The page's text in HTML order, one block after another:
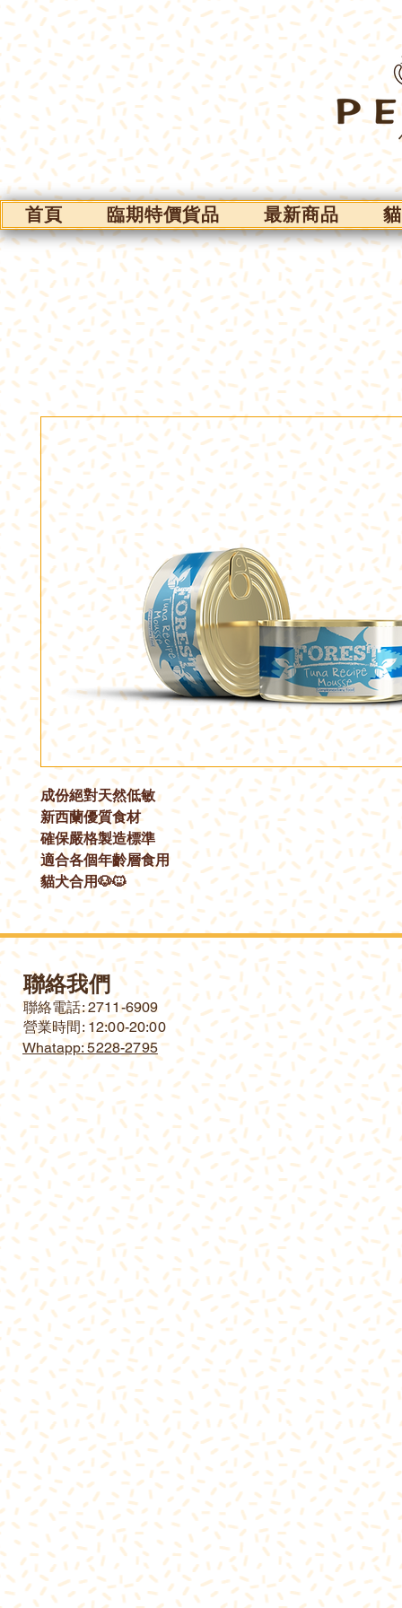
首頁 臨期特價貨品 最新商品
成份絕對天然低敏
新西蘭優質食材
確保嚴格製造標準
適合各個年齡層食用
貓犬合用🐶🐱
聯絡我們
​聯絡電話: 2711-6909
營業時間: 12:00-20:00
Whatapp: 5228-2795